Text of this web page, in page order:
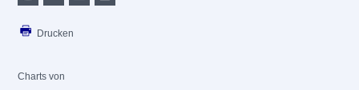
Drucken
Charts von